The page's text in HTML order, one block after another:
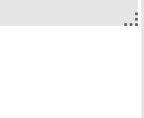
เหลือง